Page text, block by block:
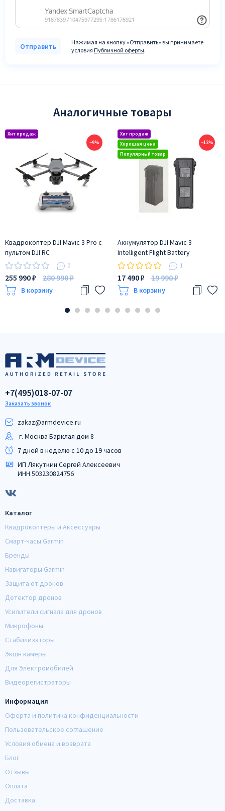
Отправить
Нажимая на кнопку «Отправить» вы принимаете
условия Публичной оферты.
Аналогичные товары
−9%
Квадрокоптер DJI Mavic 3 Pro с
пультом DJI RC
0
255 990 ₽ 280 990 ₽
В корзину
−13%
Аккумулятор DJI Mavic 3
Intelligent Flight Battery
1
17 490 ₽ 19 990 ₽
В корзину
+7(495)018-07-07
Заказать звонок
zakaz@armdeviсe.ru
г. Москва Барклая дом 8
7 дней в неделю с 10 до 19 часов
ИП Лякуткин Сергей Алексеевич
ИНН 503230824756
Каталог
Квадрокоптеры и Аксессуары
Смарт-часы Garmin
Бренды
Навигаторы Garmin
Защита от дронов
Детектор дронов
Усилители сигнала для дронов
Микрофоны
Стабилизаторы
Экшн камеры
Для Электромобилей
Видеорегистраторы
Информация
Оферта и политика конфиденциальности
Пользовательское соглашение
Условия обмена и возврата
Блог
Отзывы
Оплата
Доставка